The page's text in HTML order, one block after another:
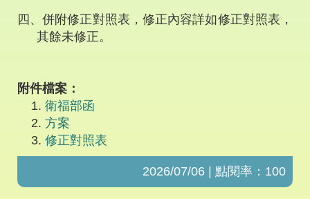
四、併附修正對照表，修正內容詳如修正對照表，
其餘未修正。
附件檔案：
衛福部函
方案
修正對照表
2026/07/06 | 點閱率：100